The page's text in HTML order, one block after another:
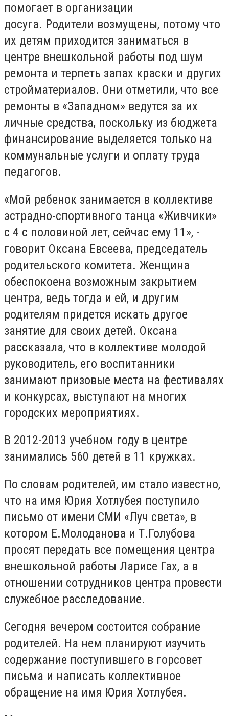
помогает в организации
досуга. Родители возмущены, потому что
их детям приходится заниматься в
центре внешкольной работы под шум
ремонта и терпеть запах краски и других
стройматериалов. Они отметили, что все
ремонты в «Западном» ведутся за их
личные средства, поскольку из бюджета
финансирование выделяется только на
коммунальные услуги и оплату труда
педагогов.
«Мой ребенок занимается в коллективе
эстрадно-спортивного танца «Живчики»
с 4 с половиной лет, сейчас ему 11», -
говорит Оксана Евсеева, председатель
родительского комитета. Женщина
обеспокоена возможным закрытием
центра, ведь тогда и ей, и другим
родителям придется искать другое
занятие для своих детей. Оксана
рассказала, что в коллективе молодой
руководитель, его воспитанники
занимают призовые места на фестивалях
и конкурсах, выступают на многих
городских мероприятиях.
В 2012-2013 учебном году в центре
занимались 560 детей в 11 кружках.
По словам родителей, им стало известно,
что на имя Юрия Хотлубея поступило
письмо от имени СМИ «Луч света», в
котором Е.Молоданова и Т.Голубова
просят передать все помещения центра
внешкольной работы Ларисе Гах, а в
отношении сотрудников центра провести
служебное расследование.
Сегодня вечером состоится собрание
родителей. На нем планируют изучить
содержание поступившего в горсовет
письма и написать коллективное
обращение на имя Юрия Хотлубея.